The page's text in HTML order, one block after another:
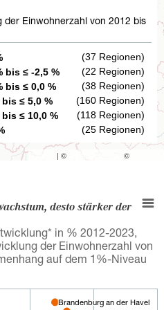
München
der Einwohnerzahl von 2012 bis
(37 Regionen)
bis ≤ -2,5 %
(22 Regionen)
bis ≤ 0,0 %
(38 Regionen)
bis ≤ 5,0 %
(160 Regionen)
bis ≤ 10,0 %
(118 Regionen)
(25 Regionen)
| © ©
desto stärker der
in % 2012-2023,
der Einwohnerzahl von
auf dem 1%-Niveau
Brandenburg an der Havel
Brandenburg an der Havel